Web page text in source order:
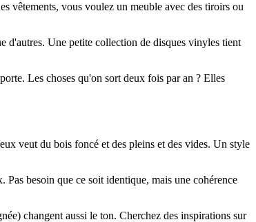
vêtements, vous voulez un meuble avec des tiroirs ou
d'autres. Une petite collection de disques vinyles tient
Les choses qu'on sort deux fois par an ? Elles
veut du bois foncé et des pleins et des vides. Un style
Pas besoin que ce soit identique, mais une cohérence
changent aussi le ton. Cherchez des inspirations sur